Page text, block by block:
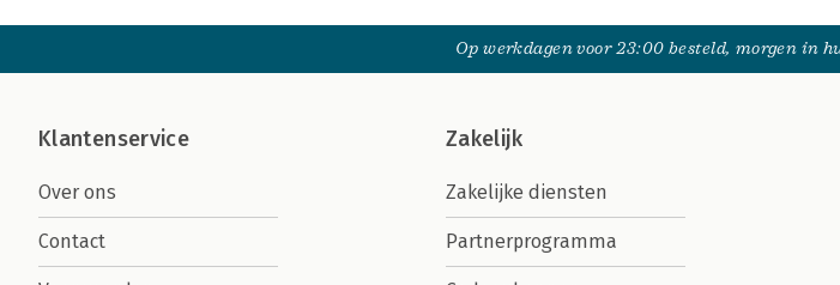
Op werkdagen voor 23:00 besteld, morgen in
Klantenservice
Over ons
Contact
Zakelijk
Zakelijke diensten
Partnerprogramma